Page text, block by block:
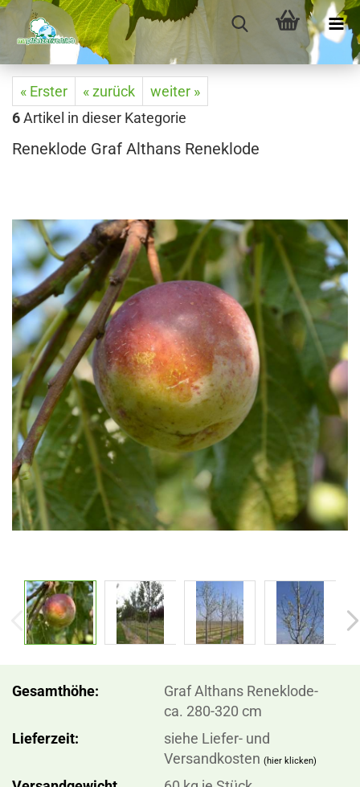
« Erster « zurück
weiter »
6Artikel in dieser Kategorie
Reneklode Graf Althans Reneklode
Gesamthöhe:
Graf Althans Reneklode-
ca. 280-320 cm
Lieferzeit:
siehe Liefer- und
Versandkosten(hier klicken)